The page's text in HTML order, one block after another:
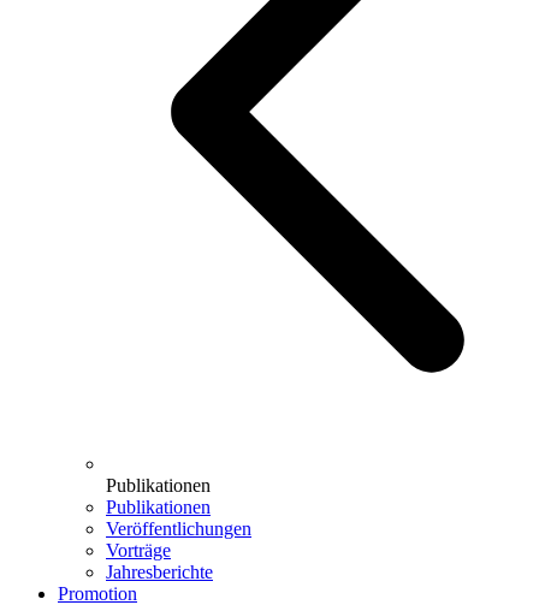
Publikationen
Publikationen
Veröffentlichungen
Vorträge
Jahresberichte
Promotion